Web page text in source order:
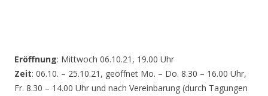
Eröffnung: Mittwoch 06.10.21, 19.00 Uhr
Zeit: 06.10. – 25.10.21, geöffnet Mo. – Do. 8.30 – 16.00 Uhr,
Fr. 8.30 – 14.00 Uhr und nach Vereinbarung (durch Tagungen